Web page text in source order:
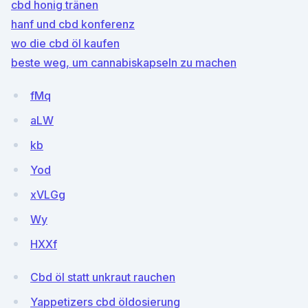
cbd honig tränen
hanf und cbd konferenz
wo die cbd öl kaufen
beste weg, um cannabiskapseln zu machen
fMq
aLW
kb
Yod
xVLGg
Wy
HXXf
Cbd öl statt unkraut rauchen
Yappetizers cbd öldosierung